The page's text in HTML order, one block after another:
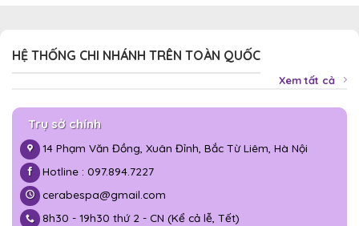
HỆ THỐNG CHI NHÁNH TRÊN TOÀN QUỐC
Xem tất cả
Trụ sở chính
14 Phạm Văn Đồng, Xuân Đỉnh, Bắc Từ Liêm, Hà Nội
Hotline : 097.894.7227
cerabespa@gmail.com
8h30 - 19h30 thứ 2 - CN (Kể cả lễ, Tết)